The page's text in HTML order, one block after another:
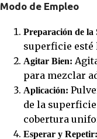
Modo de Empleo
Preparación de la
superficie esté
Agitar Bien:
para mezclar
Aplicación:
de la
cobertura
Esperar y Repetir: